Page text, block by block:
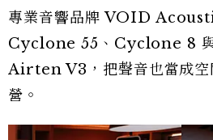
專業音響品牌 VOID
Cyclone 55、Cyclone 8 與
Airten V3，把聲音也當成空
營。